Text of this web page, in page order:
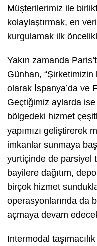
Müşterilerimiz ile
kolaylaştırmak, en
kurgulamak ilk
Yakın zamanda
Günhan,
olarak İspanya’da ve
Geçtiğimiz aylarda ise
bölgedeki hizmet
yapımızı geliştirerek
imkanlar sunmaya
yurtiçinde de parsiyel
bayilere dağıtım,
birçok hizmet
operasyonlarında da
açmaya devam
Intermodal